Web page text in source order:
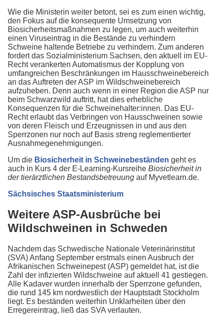
Wie die Ministerin weiter betont, sei es zum einen wichtig,
den Fokus auf die konsequente Umsetzung von
Biosicherheitsmaßnahmen zu legen, um auch weiterhin
einen Viruseintrag in die Bestände zu verhindern
Schweine haltende Betriebe zu verhindern. Zum anderen
fordert das Sozialministerium Sachsen, den aktuell im EU-
Recht verankerten Automatismus der Kopplung von
umfangreichen Beschränkungen im Hausschweinebereich
an das Auftreten der ASP im Wildschweinebereich
aufzuheben. Denn auch wenn in einer Region die ASP nur
beim Schwarzwild auftritt, hat dies erhebliche
Konsequenzen für die Schweinehalter:innen. Das EU-
Recht erlaubt das Verbringen von Hausschweinen sowie
von deren Fleisch und Erzeugnissen in und aus den
Sperrzonen nur noch auf Basis streng reglementierter
Ausnahmegenehmigungen.
Um die Biosicherheit in Schweinebeständen geht es
auch in Kurs 4 der E-Learning-Kursreihe Biosicherheit in
der tierärztlichen Bestandsbetreuung auf Myvetlearn.de.
Sächsisches Staatsministerium
Weitere ASP-Ausbrüche bei
Wildschweinen in Schweden
Nachdem das Schwedische Nationale Veterinärinstitut
(SVA) Anfang September erstmals einen Ausbruch der
Afrikanischen Schweinepest (ASP) gemeldet hat, ist die
Zahl der infizierten Wildschweine auf aktuell 41 gestiegen.
Alle Kadaver wurden innerhalb der Sperrzone gefunden,
die rund 145 km nordwestlich der Hauptstadt Stockholm
liegt. Es beständen weiterhin Unklarheiten über den
Erregereintrag, ließ das SVA verlauten.